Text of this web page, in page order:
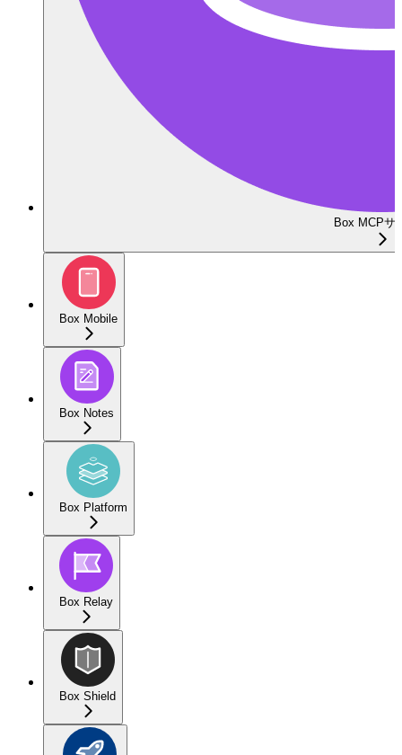
Box MCPサ
Box Mobile
Box Notes
Box Platform
Box Relay
Box Shield